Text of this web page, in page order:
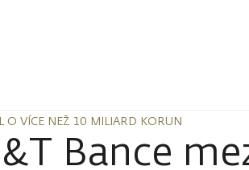
VÍCE NEŽ 10 MILIARD KORUN
O VÍCE NEŽ 10 MILIARD KORUN
Bance